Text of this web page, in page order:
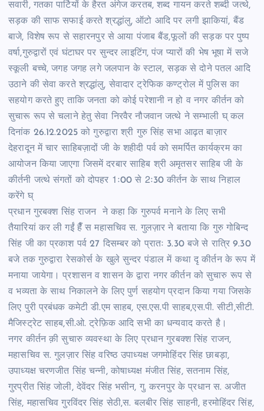
सवारी, गतका पार्टियों के हैरत अंगेज करतब, शब्द गायन करते शब्दी जत्थे,
सड़क की साफ सफाई करते श्रद्धांलु, ऑटो आदि पर लगी झाकियां, बैंड
बाजे, विशेष रूप से सहारनपुर से आया पंजाब बैंड,फूलों की सड़क पर पुष्प
वर्षा,गुरुद्वारों एवं घंटाघर पर सुन्दर लाइटिंग, पंज प्यारों की भेष भूषा में सजे
स्कूली बच्चे, जगह जगह लगे जलपान के स्टाल, सड़क से दोने पतल आदि
उठाने की सेवा करते श्रद्धांलु, सेवादार ट्रेफिक कण्ट्रोल में पुलिस का
सहयोग करते हुए ताकि जनता को कोई परेशानी न हो व नगर कीर्तन को
सुचारू रूप से चलाने हेतु सेवा निरवैर नौजवान जत्थे ने सम्भाली घ् कल
दिनांक 26.12.2025 को गुरुद्वारा श्री गुरु सिंह सभा आढ़त बाज़ार
देहरादून में चार साहिबज़ादों जी के शहीदी पर्व को समर्पित कार्यक्रम का
आयोजन किया जाएगा जिसमें दरबार साहिब श्री अमृतसर साहिब जी के
कीर्तनी जत्थे संगतों को दोपहर 1ः00 से 2ः30 कीर्तन के साथ निहाल
करेंगे घ्
प्रधान गुरबक्श सिंह राजन ने कहा कि गुरुपर्व मनाने के लिए सभी
तैयारियां कर ली गईं हैँ स महासचिव स. गुलज़ार ने बताया कि गुरु गोबिन्द
सिंह जी का प्रकाश पर्व 27 दिसम्बर को प्रातः 3.30 बजे से रात्रि 9.30
बजे तक गुरुद्वारा रेसकोर्स के खुले सुन्दर पंडाल में कथा दृ कीर्तन के रूप में
मनाया जायेगा। प्रशासन व शासन के द्वारा नगर कीर्तन को सुचारु रूप से
व भव्यता के साथ निकालने के लिए पुर्ण सहयोग प्रदान किया गया जिसके
लिए पुरी प्रबंधक कमेटी डी.एम साहब, एस.एस.पी साहब,एस.पी. सीटी,सीटी.
मैजिस्ट्रेट साहब,सी.ओ. ट्रेफ़िक आदि सभी का धन्यवाद करते है।
नगर कीर्तन क़ी सुचारु व्यवस्था के लिए प्रधान गुरबक्श सिंह राजन,
महासचिव स. गुलज़ार सिंह वरिष्ठ उपाध्यक्ष जगमोहिंदर सिंह छाबड़ा,
उपाध्यक्ष चरणजीत सिंह चन्नी, कोषाध्यक्ष मंजीत सिंह, सतनाम सिंह,
गुरप्रीत सिंह जोली, देवेंदर सिंह भसीन, गु. करनपुर के प्रधान स. अजीत
सिंह, महासचिव गुरविंदर सिंह सेठी,स. बलबीर सिंह साहनी, हरमोहिंदर सिंह,